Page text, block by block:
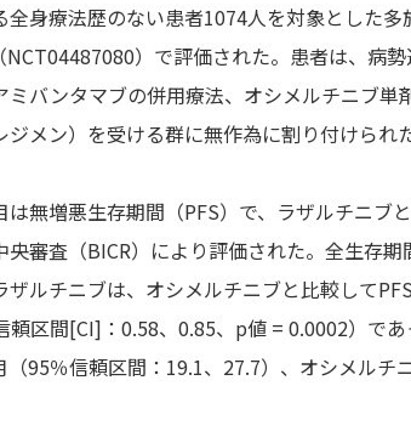
全身療法歴のない患者1074人を対象とした
NCT04487080）で評価された。患者は、病
ミバンタマブの併用療法、オシメルチニブ
ジメン）を受ける群に無作為に割り付けられ
は無増悪生存期間（PFS）で、ラザルチニブ
央審査（BICR）により評価された。全生存
ザルチニブは、オシメルチニブと比較して
頼区間[CI]：0.58、0.85、p値 = 0.0002）で
（95％信頼区間：19.1、27.7）、オシメル